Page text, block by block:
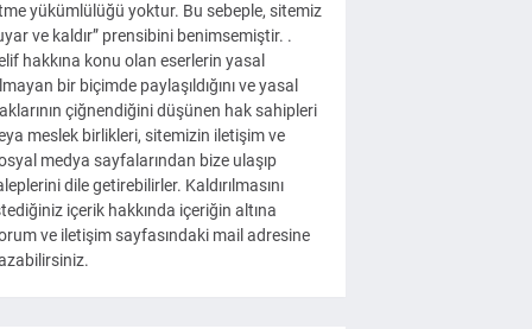
yükümlülüğü yoktur. Bu sebeple, sitemiz
ve kaldır” prensibini benimsemiştir. .
hakkına konu olan eserlerin yasal
bir biçimde paylaşıldığını ve yasal
çiğnendiğini düşünen hak sahipleri
meslek birlikleri, sitemizin iletişim ve
medya sayfalarından bize ulaşıp
dile getirebilirler. Kaldırılmasını
içerik hakkında içeriğin altına
ve iletişim sayfasındaki mail adresine